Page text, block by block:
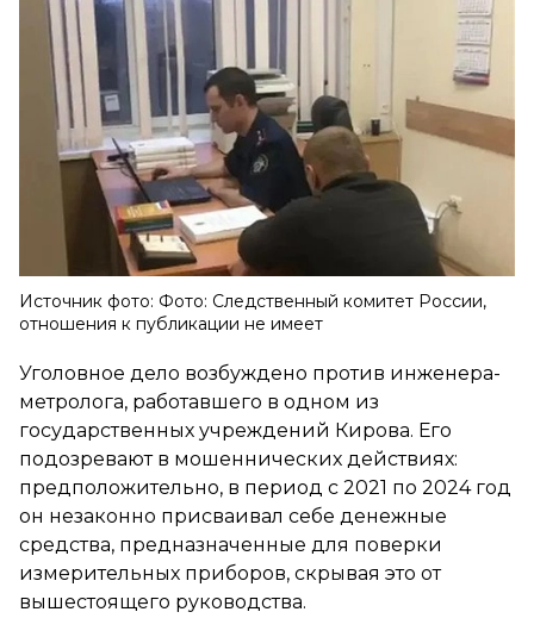
Источник фото: Фото: Следственный комитет России,
отношения к публикации не имеет
Уголовное дело возбуждено против инженера-
метролога, работавшего в одном из
государственных учреждений Кирова. Его
подозревают в мошеннических действиях:
предположительно, в период с 2021 по 2024 год
он незаконно присваивал себе денежные
средства, предназначенные для поверки
измерительных приборов, скрывая это от
вышестоящего руководства.